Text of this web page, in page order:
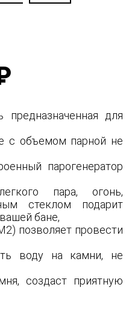
для
с объемом парной не
парогенератор
пара, огонь,
стеклом подарит
бане,
позволяет провести
воду на камни, не
создаст приятную